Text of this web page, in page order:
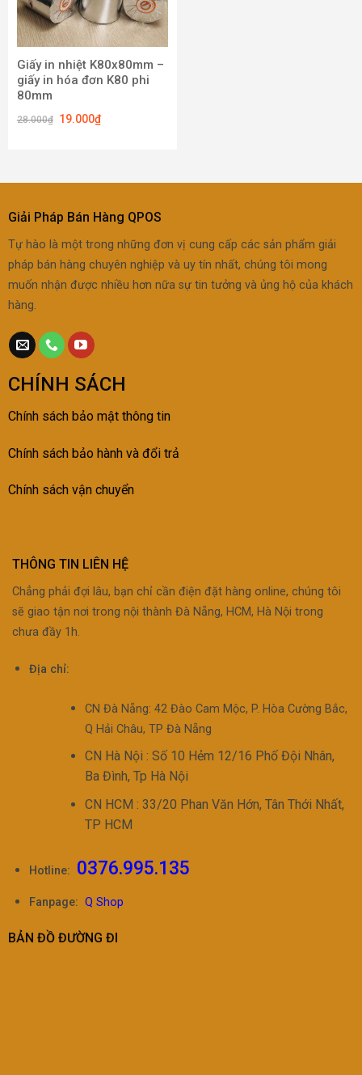
Giấy in nhiệt K80x80mm –
giấy in hóa đơn K80 phi
80mm
28.000₫ 19.000₫
Giải Pháp Bán Hàng QPOS
Tự hào là một trong những đơn vị cung cấp các sản phẩm giải
pháp bán hàng chuyên nghiệp và uy tín nhất, chúng tôi mong
muốn nhận được nhiều hơn nữa sự tin tưởng và ủng hộ của khách
hàng.
CHÍNH SÁCH
Chính sách bảo mật thông tin
Chính sách bảo hành và đổi trả
Chính sách vận chuyển
THÔNG TIN LIÊN HỆ
Chẳng phải đợi lâu, bạn chỉ cần điện đặt hàng online, chúng tôi
sẽ giao tận nơi trong nội thành Đà Nẵng, HCM, Hà Nội trong
chưa đầy 1h.
Địa chỉ:
CN Đà Nẵng: 42 Đào Cam Mộc, P. Hòa Cường Bắc,
Q Hải Châu, TP Đà Nẵng
CN Hà Nội : Số 10 Hẻm 12/16 Phố Đội Nhân,
Ba Đình, Tp Hà Nội
CN HCM : 33/20 Phan Văn Hớn, Tân Thới Nhất,
TP HCM
Hotline: 0376.995.135
Fanpage: Q Shop
BẢN ĐỒ ĐƯỜNG ĐI